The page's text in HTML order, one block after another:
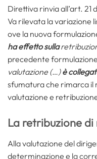
Direttiva rinvia all’art. 21
Va rilevata la variazione
ove la nuova
ha effetto sulla
precedente
valutazione (…)è
sfumatura che rimarca
valutazione e
La retribuzione
Alla valutazione del
determinazione e la